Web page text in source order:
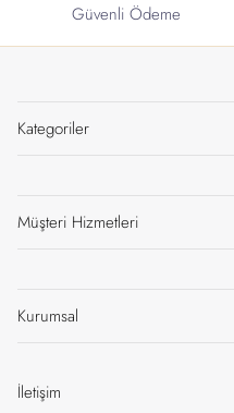
Güvenli Ödeme
Kategoriler
Müşteri Hizmetleri
Kurumsal
İletişim